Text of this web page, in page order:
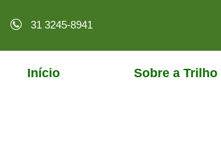
31 3245-8941
Início Sobre a Trilho